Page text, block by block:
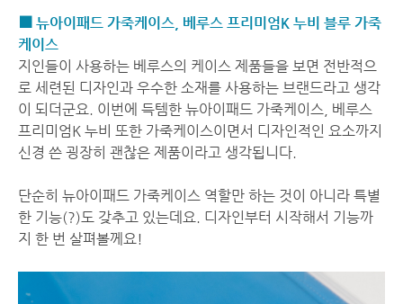
■ 뉴아이패드 가죽케이스, 베루스 프리미엄K 누비 블루 가죽
케이스
지인들이 사용하는 베루스의 케이스 제품들을 보면 전반적으
로 세련된 디자인과 우수한 소재를 사용하는 브랜드라고 생각
이 되더군요. 이번에 득템한 뉴아이패드 가죽케이스, 베루스
프리미엄K 누비 또한 가죽케이스이면서 디자인적인 요소까지
신경 쓴 굉장히 괜찮은 제품이라고 생각됩니다.
단순히 뉴아이패드 가죽케이스 역할만 하는 것이 아니라 특별
한 기능(?)도 갖추고 있는데요. 디자인부터 시작해서 기능까
지 한 번 살펴볼께요!